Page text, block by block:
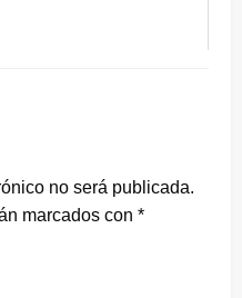
no será publicada.
marcados con *